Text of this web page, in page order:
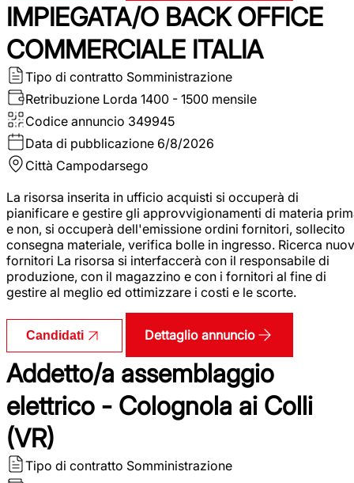
IMPIEGATA/O BACK OFFICE
COMMERCIALE ITALIA
Tipo di contratto Somministrazione
Retribuzione Lorda 1400 - 1500 mensile
Codice annuncio 349945
Data di pubblicazione 6/8/2026
Città Campodarsego
La risorsa inserita in ufficio acquisti si occuperà di
pianificare e gestire gli approvvigionamenti di materia
e non, si occuperà dell'emissione ordini fornitori, sollecito
consegna materiale, verifica bolle in ingresso. Ricerca
fornitori La risorsa si interfaccerà con il responsabile di
produzione, con il magazzino e con i fornitori al fine di
gestire al meglio ed ottimizzare i costi e le scorte.
Candidati Dettaglio annuncio
Addetto/a assemblaggio
elettrico - Colognola ai Colli
(VR)
Tipo di contratto Somministrazione